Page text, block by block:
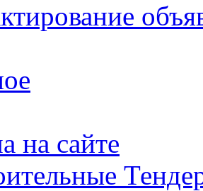
на сайте